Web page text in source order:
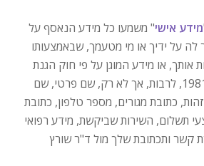
מידע אישי" משמעו כל מידע הנאסף על
לה על ידיך או מי מטעמך, שבאמצעותו
אותך, או מידע המוגן על פי חוק הגנת
הפרטיות, התשמ"א-1981, לרבות, אך לא רק, שם פרטי, שם
כתובת מגורים, מספר טלפון, כתובת
תשלום, השירות שביקשת, מידע רפואי
קשר ותכתובת שלך מול ד"ר שורץ